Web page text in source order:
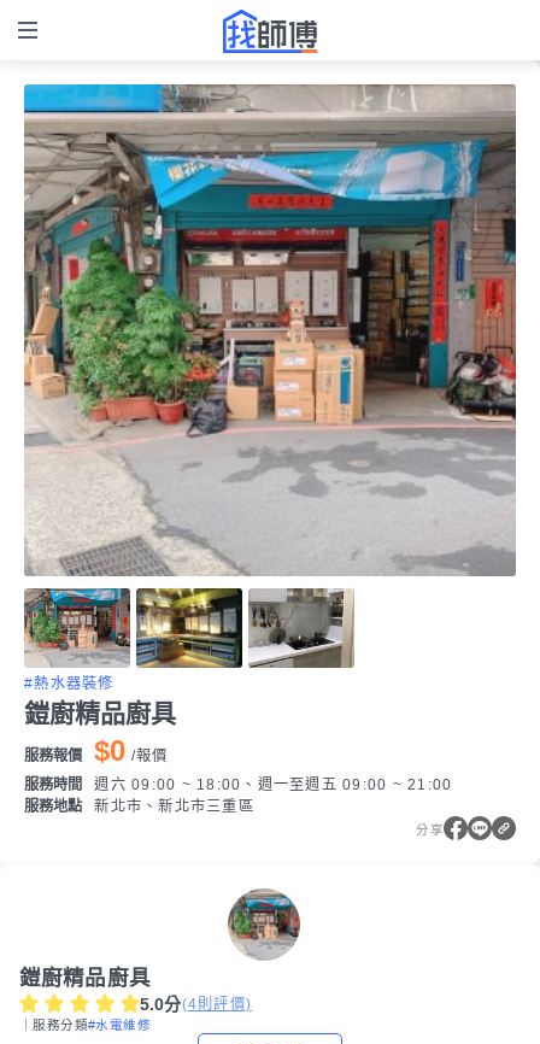
#熱水器裝修
鎧廚精品廚具
服務報價 $0 /報價
服務時間
週六 09:00 ~ 18:00、週一至週五 09:00 ~ 21:00
服務地點
新北市、新北市三重區
分享
鎧廚精品廚具
5.0分(4則評價)
｜服務分類#水電維修